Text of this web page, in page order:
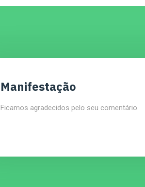
Manifestação
Ficamos agradecidos pelo seu comentário.